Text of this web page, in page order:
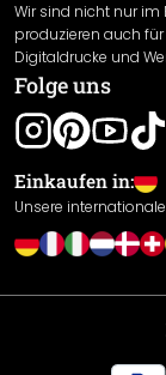
Widerrufsrecht
Gewährleistung
Cookie
Wir sind nicht nur im
produzieren auch
Digitaldrucke und
Folge uns
Einkaufen in:
Unsere